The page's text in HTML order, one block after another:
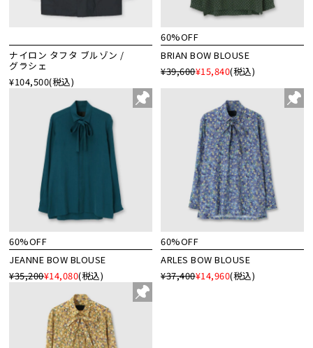
ナイロン タフタ ブルゾン /
グラシェ
¥104,500(税込)
60%OFF
BRIAN BOW BLOUSE
¥39,600¥15,840(税込)
60%OFF
JEANNE BOW BLOUSE
¥35,200¥14,080(税込)
60%OFF
ARLES BOW BLOUSE
¥37,400¥14,960(税込)